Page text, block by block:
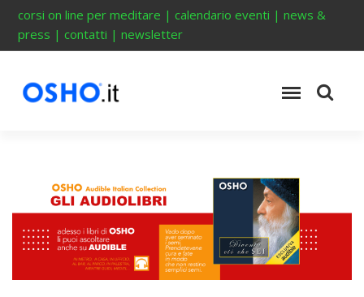
corsi on line per meditare |calendario eventi |news &
press |contatti |newsletter